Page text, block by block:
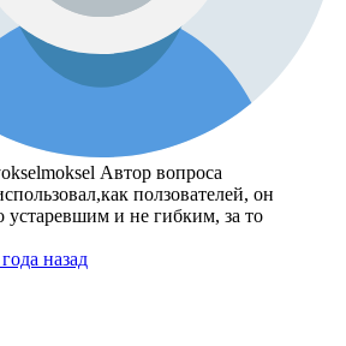
Автор вопроса
ползователей, он
устаревшим и не гибким, за то
назад